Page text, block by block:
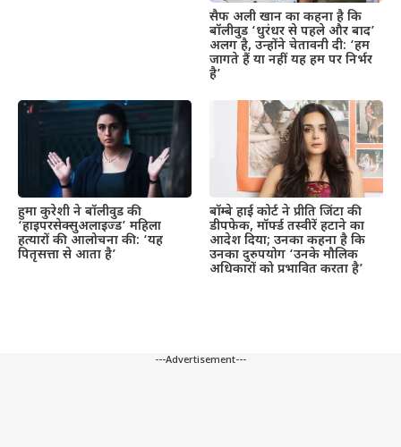
सैफ अली खान का कहना है कि
बॉलीवुड ‘धुरंधर से पहले और बाद’
अलग है, उन्होंने चेतावनी दी: ‘हम
जागते हैं या नहीं यह हम पर निर्भर
है’
हुमा कुरेशी ने बॉलीवुड की
‘हाइपरसेक्सुअलाइज्ड’ महिला
हत्यारों की आलोचना की: ‘यह
पितृसत्ता से आता है’
बॉम्बे हाई कोर्ट ने प्रीति जिंटा की
डीपफेक, मॉर्फ्ड तस्वीरें हटाने का
आदेश दिया; उनका कहना है कि
उनका दुरुपयोग ‘उनके मौलिक
अधिकारों को प्रभावित करता है’
---Advertisement---